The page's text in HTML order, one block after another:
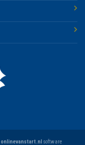
onlinevanstart.nl software